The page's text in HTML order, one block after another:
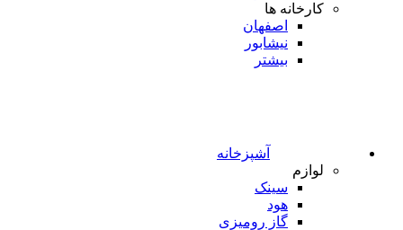
کارخانه ها
اصفهان
نیشابور
بیشتر
آشپزخانه
لوازم
سینک
هود
گاز رومیزی